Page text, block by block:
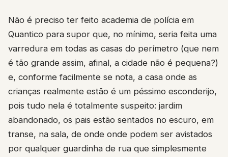
Não é preciso ter feito academia de polícia em
Quantico para supor que, no mínimo, seria feita uma
varredura em todas as casas do perímetro (que nem
é tão grande assim, afinal, a cidade não é pequena?)
e, conforme facilmente se nota, a casa onde as
crianças realmente estão é um péssimo esconderijo,
pois tudo nela é totalmente suspeito: jardim
abandonado, os pais estão sentados no escuro, em
transe, na sala, de onde onde podem ser avistados
por qualquer guardinha de rua que simplesmente